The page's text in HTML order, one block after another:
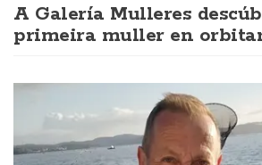
A Galería Mulleres
primeira muller en